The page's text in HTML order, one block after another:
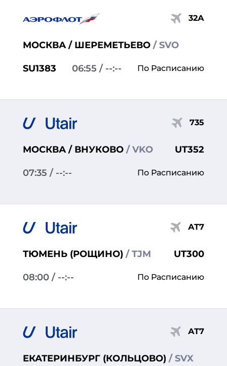
SU1383
МОСКВА / ШЕРЕМЕТЬЕВО / SVO
06:55 / --:--
32А
По Расписанию
UT352
МОСКВА / ВНУКОВО / VKO
07:35 / --:--
735
По Расписанию
UT300
ТЮМЕНЬ (РОЩИНО) / TJM
08:00 / --:--
АТ7
По Расписанию
ЕКАТЕРИНБУРГ (КОЛЬЦОВО) / SVX
АТ7